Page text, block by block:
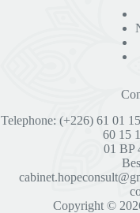
Telephone: (+226) 61 01
60 15
01 BP
Copyright ©